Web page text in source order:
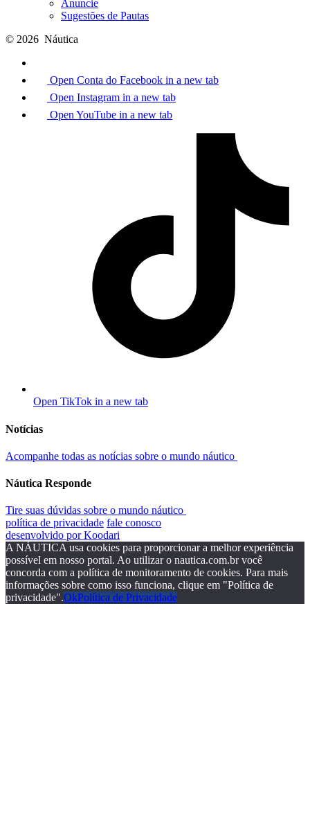
Anuncie
Sugestões de Pautas
© 2026 Náutica
Open Conta do Facebook in a new tab
Open Instagram in a new tab
Open YouTube in a new tab
Open TikTok in a new tab
Notícias
Acompanhe todas as notícias sobre o mundo náutico
Náutica Responde
Tire suas dúvidas sobre o mundo náutico
política de privacidade fale conosco
desenvolvido por Koodari
A NÁUTICA usa cookies para proporcionar a melhor experiência
possível em nosso portal. Ao utilizar o nautica.com.br você
concorda com a política de monitoramento de cookies. Para mais
informações sobre como isso funciona, clique em "Política de
privacidade".OkPolítica de Privacidade